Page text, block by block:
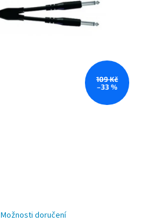
109 Kč
–33 %
Možnosti doručení